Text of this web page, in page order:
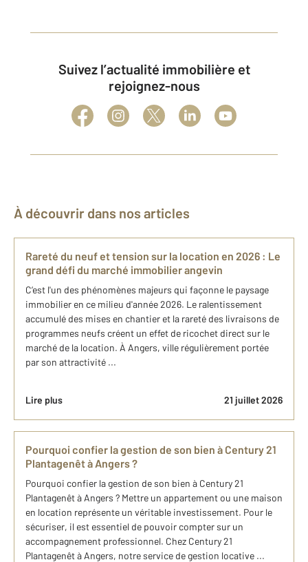
Suivez l’actualité immobilière et
rejoignez-nous
À découvrir dans nos articles
Rareté du neuf et tension sur la location en 2026 : Le
grand défi du marché immobilier angevin
C’est l'un des phénomènes majeurs qui façonne le paysage
immobilier en ce milieu d'année 2026. Le ralentissement
accumulé des mises en chantier et la rareté des livraisons de
programmes neufs créent un effet de ricochet direct sur le
marché de la location. À Angers, ville régulièrement portée
par son attractivité ...
Lire plus 21 juillet 2026
Pourquoi confier la gestion de son bien à Century 21
Plantagenêt à Angers ?
Pourquoi confier la gestion de son bien à Century 21
Plantagenêt à Angers ? Mettre un appartement ou une maison
en location représente un véritable investissement. Pour le
sécuriser, il est essentiel de pouvoir compter sur un
accompagnement professionnel. Chez Century 21
Plantagenêt à Angers, notre service de gestion locative ...